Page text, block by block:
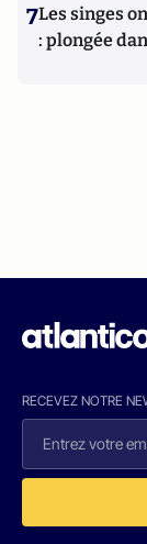
7Les singes
: plongée
RECEVEZ NOTRE